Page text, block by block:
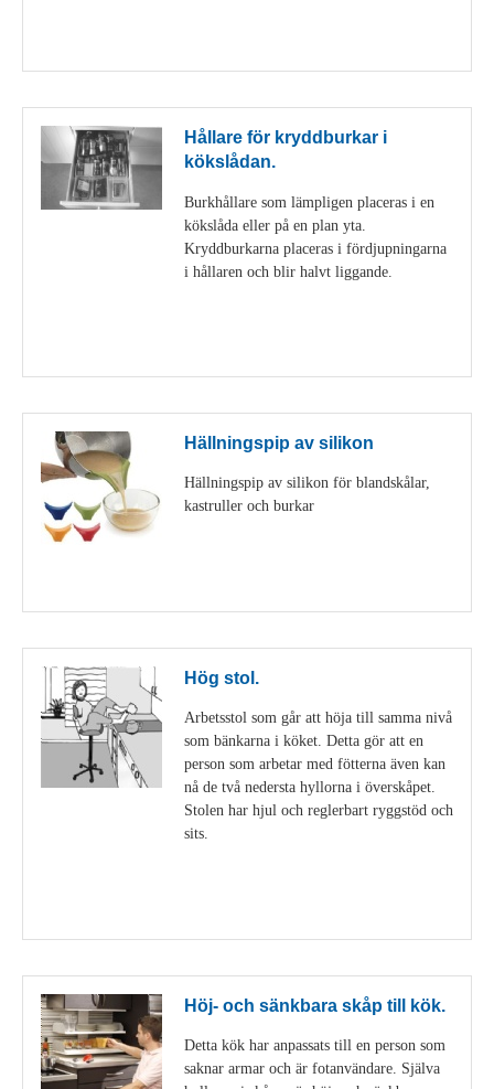
Hållare för kryddburkar i
kökslådan.
Burkhållare som lämpligen placeras i en
kökslåda eller på en plan yta.
Kryddburkarna placeras i fördjupningarna
i hållaren och blir halvt liggande.
Hällningspip av silikon
Hällningspip av silikon för blandskålar,
kastruller och burkar
Hög stol.
Arbetsstol som går att höja till samma nivå
som bänkarna i köket. Detta gör att en
person som arbetar med fötterna även kan
nå de två nedersta hyllorna i överskåpet.
Stolen har hjul och reglerbart ryggstöd och
sits.
Höj- och sänkbara skåp till kök.
Detta kök har anpassats till en person som
saknar armar och är fotanvändare. Själva